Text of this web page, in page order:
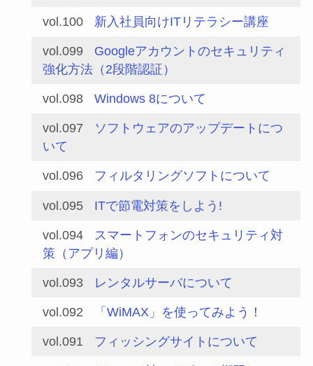
vol.100 新入社員向けITリテラシー講座
vol.099
Googleアカウントのセキュリティ
強化方法（2段階認証）
vol.098 Windows 8について
vol.097
ソフトウェアのアップデートにつ
いて
vol.096 フィルタリングソフトについて
vol.095 ITで節電対策をしよう!
vol.094
スマートフォンのセキュリティ対
策（アプリ編）
vol.093 レンタルサーバについて
vol.092 「WiMAX」を使ってみよう！
vol.091 フィッシングサイトについて